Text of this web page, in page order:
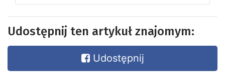
Udostępnij ten artykuł znajomym:
Udostępnij